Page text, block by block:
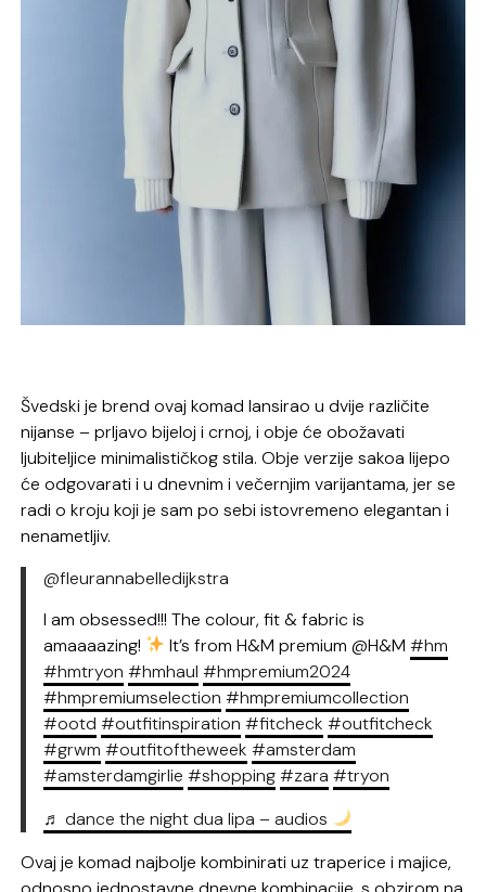
Švedski je brend ovaj komad lansirao u dvije različite
nijanse – prljavo bijeloj i crnoj, i obje će obožavati
ljubiteljice minimalističkog stila. Obje verzije sakoa lijepo
će odgovarati i u dnevnim i večernjim varijantama, jer se
radi o kroju koji je sam po sebi istovremeno elegantan i
nenametljiv.
@fleurannabelledijkstra
I am obsessed!!! The colour, fit & fabric is
amaaaazing!
It’s from H&M premium @H&M#hm
#hmtryon #hmhaul #hmpremium2024
#hmpremiumselection #hmpremiumcollection
#ootd #outfitinspiration #fitcheck #outfitcheck
#grwm #outfitoftheweek #amsterdam
#amsterdamgirlie #shopping#zara #tryon
♬ dance the night dua lipa – audios
Ovaj je komad najbolje kombinirati uz traperice i majice,